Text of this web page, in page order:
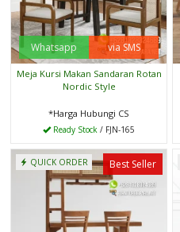
Whatsapp via SMS
Meja Kursi Makan Sandaran Rotan
Nordic Style
*Harga Hubungi CS
Ready Stock / FJN-165
Best Seller
QUICK ORDER